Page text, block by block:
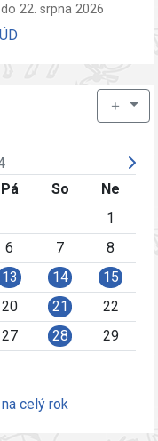
22. srpna 2026
＋
Pá So
Ne
1
6 7
8
13 14
15
20 21
22
27 28
29
celý rok